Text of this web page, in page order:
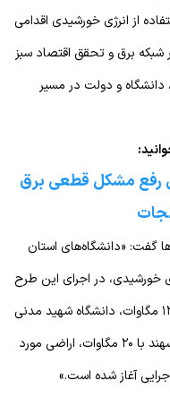
از انرژی خورشیدی اقدامی
شبکه برق و تحقق اقتصاد سبز
و دولت در مسیر
رفع مشکل قطعی برق
گفت: «دانشگاه‌های استان
خورشیدی، در اجرای این طرح
ملی مشارکت فعال دارند. دانشگاه مراغه با ۱۲ مگاوات، دانشگاه شهید مدنی
آذربایجان با ۹۶ مگاوات و دانشگاه صنعتی سهند با ۲۰ مگاوات، اراضی مورد
اجرایی آغاز شده است.»